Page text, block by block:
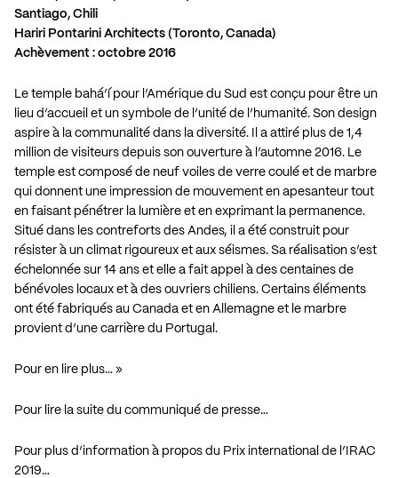
Santiago, Chili
Hariri Pontarini Architects (Toronto, Canada)
Achèvement : octobre 2016
Le temple bahá’í pour l’Amérique du Sud est conçu pour être un
lieu d’accueil et un symbole de l’unité de l’humanité. Son design
aspire à la communalité dans la diversité. Il a attiré plus de 1,4
million de visiteurs depuis son ouverture à l’automne 2016. Le
temple est composé de neuf voiles de verre coulé et de marbre
qui donnent une impression de mouvement en apesanteur tout
en faisant pénétrer la lumière et en exprimant la permanence.
Situé dans les contreforts des Andes, il a été construit pour
résister à un climat rigoureux et aux séismes. Sa réalisation s’est
échelonnée sur 14 ans et elle a fait appel à des centaines de
bénévoles locaux et à des ouvriers chiliens. Certains éléments
ont été fabriqués au Canada et en Allemagne et le marbre
provient d’une carrière du Portugal.
Pour en lire plus… »
Pour lire la suite du communiqué de presse…
Pour plus d’information à propos du Prix international de l’IRAC
2019…